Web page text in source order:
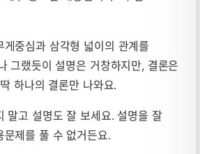
게중심과 삼각형 넓이의 관계를
그랬듯이 설명은 거창하지만, 결론은
하나의 결론만 나와요.
말고 설명도 잘 보세요. 설명을 잘
문제를 풀 수 없거든요.